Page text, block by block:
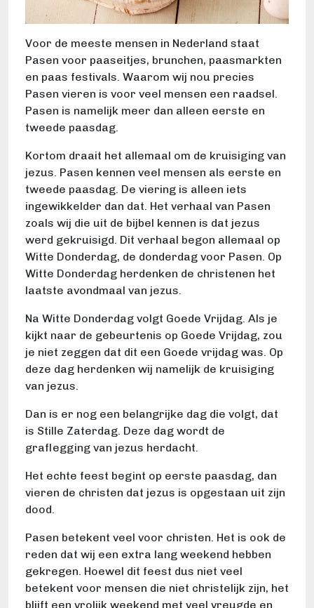
Voor de meeste mensen in Nederland staat
Pasen voor paaseitjes, brunchen, paasmarkten
en paas festivals. Waarom wij nou precies
Pasen vieren is voor veel mensen een raadsel.
Pasen is namelijk meer dan alleen eerste en
tweede paasdag.
Kortom draait het allemaal om de kruisiging van
jezus. Pasen kennen veel mensen als eerste en
tweede paasdag. De viering is alleen iets
ingewikkelder dan dat. Het verhaal van Pasen
zoals wij die uit de bijbel kennen is dat jezus
werd gekruisigd. Dit verhaal begon allemaal op
Witte Donderdag, de donderdag voor Pasen. Op
Witte Donderdag herdenken de christenen het
laatste avondmaal van jezus.
Na Witte Donderdag volgt Goede Vrijdag. Als je
kijkt naar de gebeurtenis op Goede Vrijdag, zou
je niet zeggen dat dit een Goede vrijdag was. Op
deze dag herdenken wij namelijk de kruisiging
van jezus.
Dan is er nog een belangrijke dag die volgt, dat
is Stille Zaterdag. Deze dag wordt de
graflegging van jezus herdacht.
Het echte feest begint op eerste paasdag, dan
vieren de christen dat jezus is opgestaan uit zijn
dood.
Pasen betekent veel voor christen. Het is ook de
reden dat wij een extra lang weekend hebben
gekregen. Hoewel dit feest dus niet veel
betekent voor mensen die niet christelijk zijn, het
blijft een vrolijk weekend met veel vreugde en